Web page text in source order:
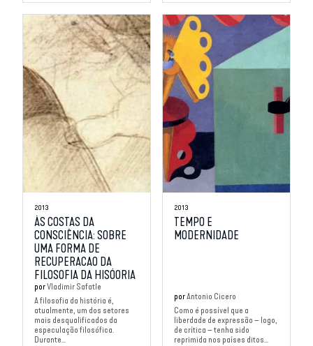
2013
ÀS COSTAS DA
CONSCIÊNCIA: SOBRE
UMA FORMA DE
RECUPERACAO DA
FILOSOFIA DA HISÓORIA
porVladimir Safatle
A filosofia da história é,
atualmente, um dos setores
mais desqualificados da
especulação filosófica.
Durante...
2013
TEMPO E
MODERNIDADE
porAntonio Cicero
Como é possível que a
liberdade de expressão – logo,
de crítica – tenha sido
reprimida nos países ditos...